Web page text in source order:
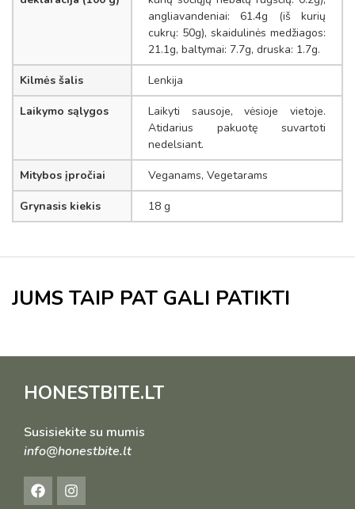
angliavandeniai: 61.4g (iš kurių
cukrų: 50g), skaidulinės medžiagos:
21.1g, baltymai: 7.7g, druska: 1.7g.
Kilmės šalis Lenkija
Laikymo sąlygos
Laikyti sausoje, vėsioje vietoje.
Atidarius pakuotę suvartoti
nedelsiant.
Mitybos įpročiai Veganams, Vegetarams
Grynasis kiekis 18 g
JUMS TAIP PAT GALI PATIKTI
HONESTBITE.LT
Susisiekite su mumis
info@honestbite.lt